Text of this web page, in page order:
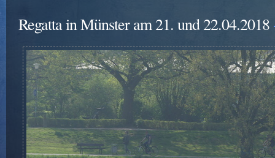
Regatta in Münster am 21. und 22.04.2018